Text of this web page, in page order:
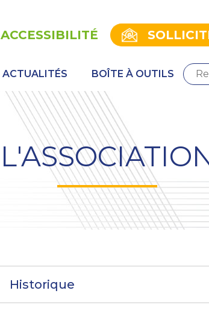
ACCESSIBILITÉ
ACTUALITÉS BOÎTE À OUTILS
Historique